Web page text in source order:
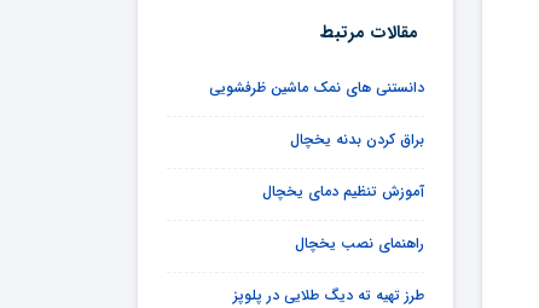
مقالات مرتبط
دانستنی های نمک ماشین ظرفشویی
براق کردن بدنه یخچال
آموزش تنظیم دمای یخچال
راهنمای نصب یخچال
طرز تهیه ته دیگ طلایی در پلوپز